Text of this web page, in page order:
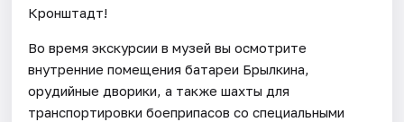
Кронштадт!
Во время экскурсии в музей вы осмотрите
внутренние помещения батареи Брылкина,
орудийные дворики, а также шахты для
транспортировки боеприпасов со специальными